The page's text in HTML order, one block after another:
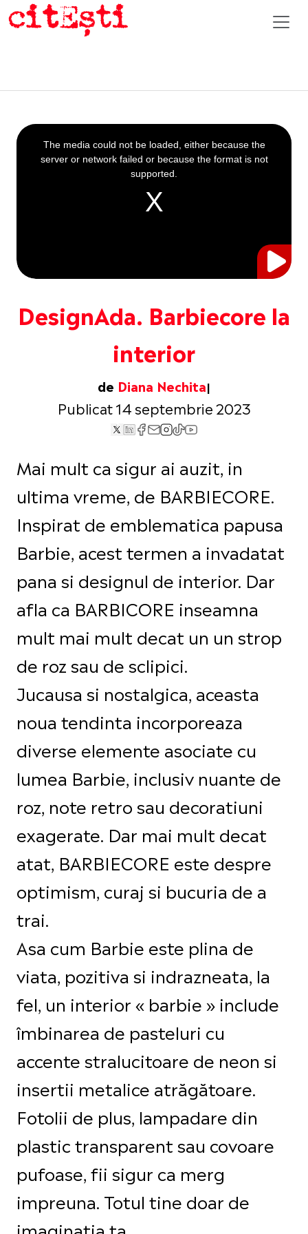
DesignAda. Barbiecore la
interior
de Diana Nechita
Publicat 14 septembrie 2023
This
is
a
The media could not be loaded, either because the
server or network failed or because the format is not
supported.
Mai mult ca sigur ai auzit, in
ultima vreme, de BARBIECORE.
Inspirat de emblematica papusa
Barbie, acest termen a invadatat
pana si designul de interior. Dar
afla ca BARBICORE inseamna
mult mai mult decat un un strop
de roz sau de sclipici.
Jucausa si nostalgica, aceasta
noua tendinta incorporeaza
diverse elemente asociate cu
lumea Barbie, inclusiv nuante de
roz, note retro sau decoratiuni
exagerate. Dar mai mult decat
atat, BARBIECORE este despre
optimism, curaj si bucuria de a
trai.
Asa cum Barbie este plina de
viata, pozitiva si indrazneata, la
fel, un interior « barbie » include
îmbinarea de pasteluri cu
accente stralucitoare de neon si
insertii metalice atrăgătoare.
Fotolii de plus, lampadare din
plastic transparent sau covoare
pufoase, fii sigur ca merg
impreuna. Totul tine doar de
imaginatia ta.